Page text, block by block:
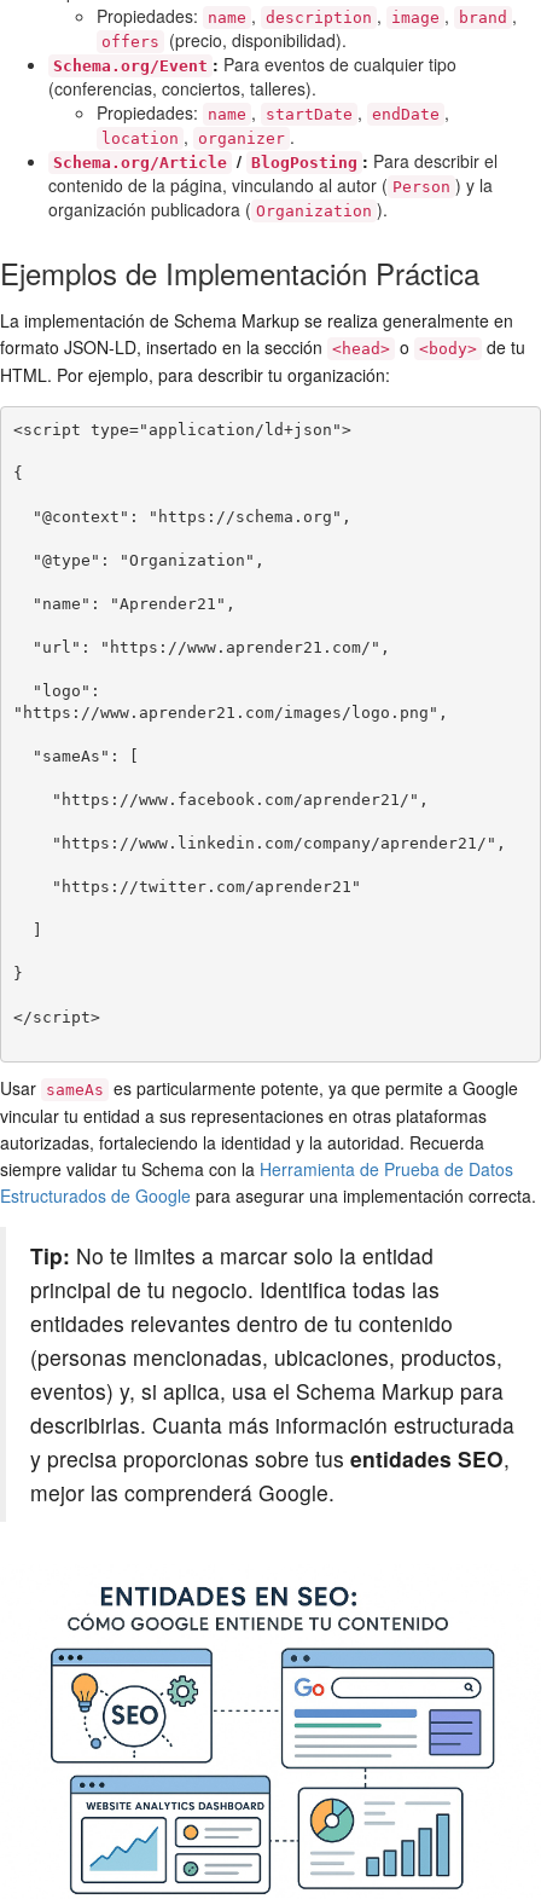
Propiedades:
name , description , image , brand ,
offers (precio, disponibilidad).
Schema.org/Event : Para eventos de cualquier tipo
(conferencias, conciertos, talleres).
Propiedades:
name , startDate , endDate ,
location , organizer .
Schema.org/Article / BlogPosting : Para describir el
contenido de la página, vinculando al autor ( Person ) y la
organización publicadora ( Organization ).
Ejemplos de Implementación Práctica
La implementación de Schema Markup se realiza generalmente en
formato JSON-LD, insertado en la sección <head> o <body> de tu
HTML. Por ejemplo, para describir tu organización:
<script type="application/ld+json">
{
"https://www.aprender21.com/images/logo.png",
}
</script>
Usar sameAs es particularmente potente, ya que permite a Google
vincular tu entidad a sus representaciones en otras plataformas
autorizadas, fortaleciendo la identidad y la autoridad. Recuerda
siempre validar tu Schema con la Herramienta de Prueba de Datos
Estructurados de Google para asegurar una implementación correcta.
Tip: No te limites a marcar solo la entidad
principal de tu negocio. Identifica todas las
entidades relevantes dentro de tu contenido
(personas mencionadas, ubicaciones, productos,
eventos) y, si aplica, usa el Schema Markup para
describirlas. Cuanta más información estructurada
y precisa proporcionas sobre tus entidades SEO,
mejor las comprenderá Google.